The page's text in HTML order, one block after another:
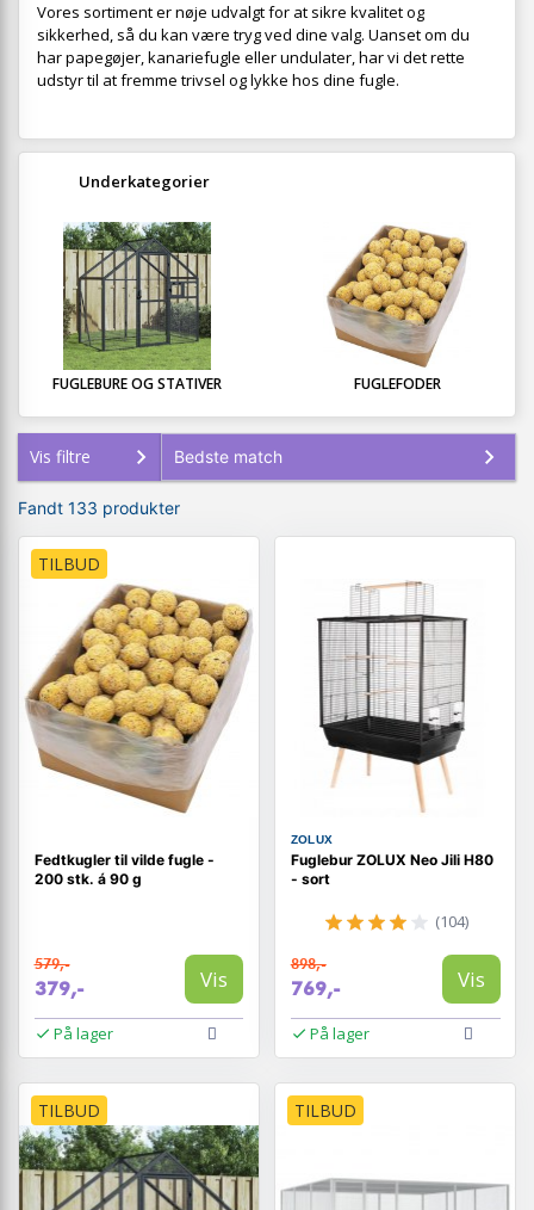
Vores sortiment er nøje udvalgt for at sikre kvalitet og
sikkerhed, så du kan være tryg ved dine valg. Uanset om du
har papegøjer, kanariefugle eller undulater, har vi det rette
udstyr til at fremme trivsel og lykke hos dine fugle.
Underkategorier
FUGLEBURE OG STATIVER FUGLEFODER
Vis filtre
Fandt 133 produkter
TILBUD
Fedtkugler til vilde fugle -
200 stk. á 90 g
579,-
379,- Vis
På lager
ZOLUX
Fuglebur ZOLUX Neo Jili H80
- sort
(104)
898,-
769,- Vis
På lager
TILBUD TILBUD